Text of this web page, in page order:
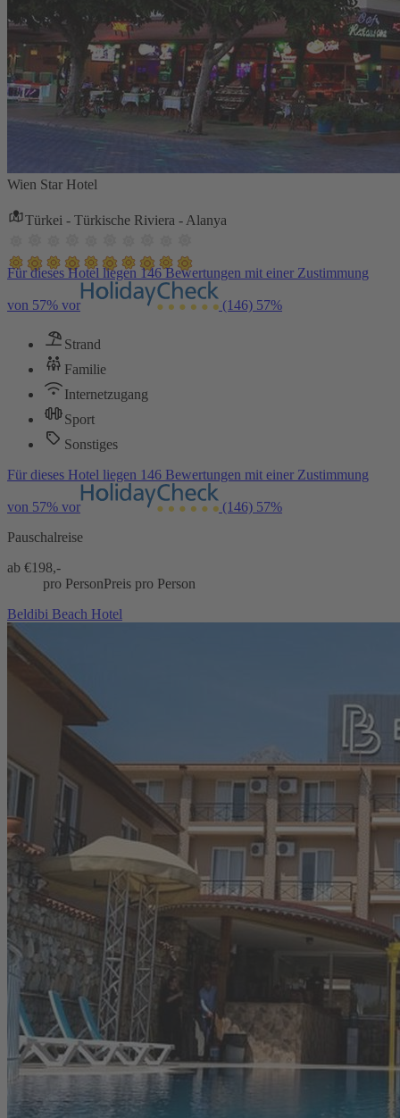
Wien Star Hotel
Türkei - Türkische Riviera - Alanya
Für dieses Hotel liegen 146 Bewertungen mit einer Zustimmung
von 57% vor (146) 57%
Strand
Familie
Internetzugang
Sport
Sonstiges
Für dieses Hotel liegen 146 Bewertungen mit einer Zustimmung
von 57% vor (146) 57%
Pauschalreise
ab €198,-
pro PersonPreis pro Person
Beldibi Beach Hotel